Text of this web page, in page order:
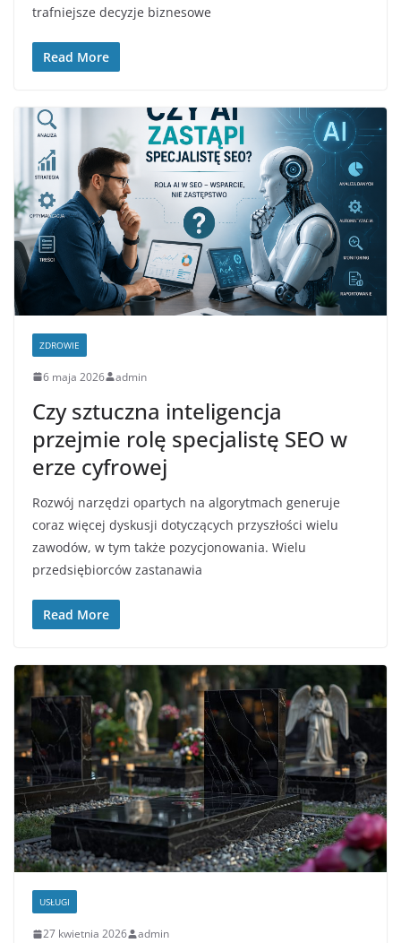
trafniejsze decyzje biznesowe
Read More
ZDROWIE
6 maja 2026 admin
Czy sztuczna inteligencja
przejmie rolę specjalistę SEO w
erze cyfrowej
Rozwój narzędzi opartych na algorytmach generuje
coraz więcej dyskusji dotyczących przyszłości wielu
zawodów, w tym także pozycjonowania. Wielu
przedsiębiorców zastanawia
Read More
USŁUGI
27 kwietnia 2026 admin